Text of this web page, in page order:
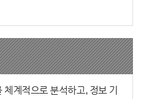
계적으로 분석하고, 정보 기